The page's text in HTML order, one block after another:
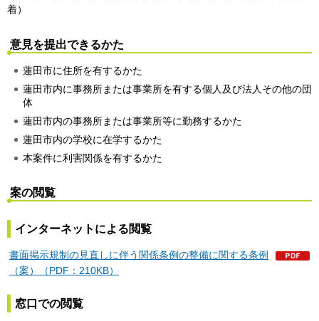
着）
意見を提出できるかた
蓮田市に住所を有するかた
蓮田市内に事務所または事業所を有する個人及び法人その他の団
体
蓮田市内の事務所または事業所等に勤務するかた
蓮田市内の学校に在学するかた
本案件に利害関係を有するかた
案の閲覧
インターネットによる閲覧
書面掲示規制の見直しに伴う関係条例の整備に関する条例
（案）（PDF：210KB）
窓口での閲覧